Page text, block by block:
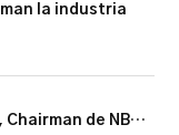
la industria
Especiales: Luis Fernández, Chairman de NBCUniversal Telemundo Enterprises